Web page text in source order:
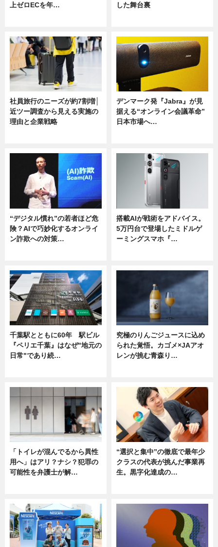
上ゼロECを年…
した舞台裏
社員旅行のニーズが約7割増│
近ツー調査から見える実施の
理由と企業戦略
デンマーク発『Jabra』が見
据える“オンライン会議革命”
日本市場へ…
“デジタル慣れ”の若者ほど危
険？AIで巧妙化するオンライ
ン詐欺への対策…
搭載AIが戦術をアドバイス。
5万円台で登場したミドルゲ
ーミングスマホ『…
千葉駅とともに60年 駅ビル
『ペリエ千葉』はなぜ"地元の
日常"であり続…
究極のりんごジュースに込め
られた覚悟。カゴメ×JAアオ
レンが挑む青森り…
「トイレが混んでるから異性
用へ」はアリ？ナシ？犯罪の
可能性を弁護士が解…
“選択と集中”の徹底で最年少
クラスの代表が挑んだ事業再
生。黒字化達成の…